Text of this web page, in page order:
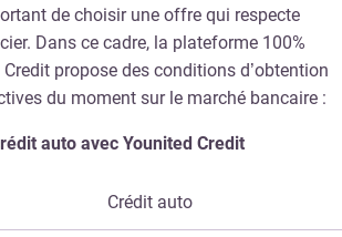
de choisir une offre qui respecte
Dans ce cadre, la plateforme 100%
propose des conditions d’obtention
du moment sur le marché bancaire :
auto avec Younited Credit
Crédit auto